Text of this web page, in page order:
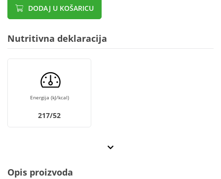
DODAJ U KOŠARICU
Nutritivna deklaracija
Energija (kJ/kcal)
217/52
Opis proizvoda